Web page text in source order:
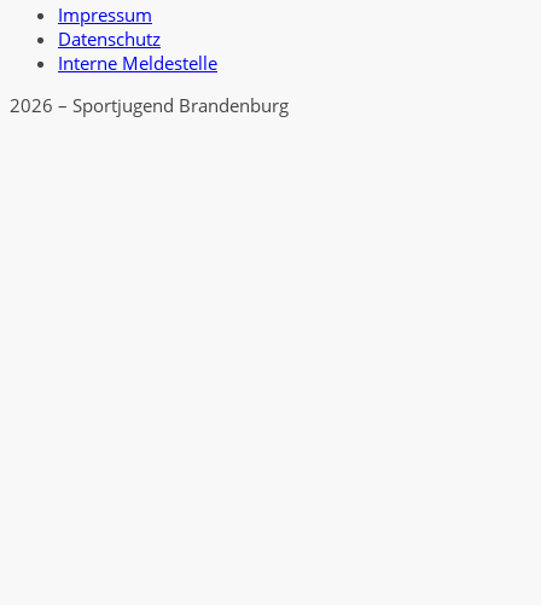
Impressum
Datenschutz
Interne Meldestelle
2026 – Sportjugend Brandenburg